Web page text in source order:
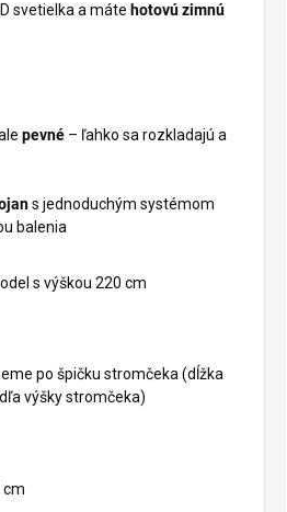
svetielka a máte hotovú zimnú
pevné – ľahko sa rozkladajú a
s jednoduchým systémom
balenia
s výškou 220 cm
po špičku stromčeka (dĺžka
výšky stromčeka)
cm